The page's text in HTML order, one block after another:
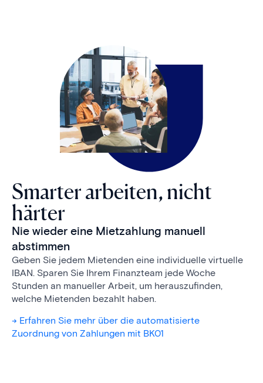
Smarter arbeiten, nicht
härter
Nie wieder eine Mietzahlung manuell
abstimmen
Geben Sie jedem Mietenden eine individuelle virtuelle
IBAN. Sparen Sie Ihrem Finanzteam jede Woche
Stunden an manueller Arbeit, um herauszufinden,
welche Mietenden bezahlt haben.
-> Erfahren Sie mehr über die automatisierte
Zuordnung von Zahlungen mit BK01